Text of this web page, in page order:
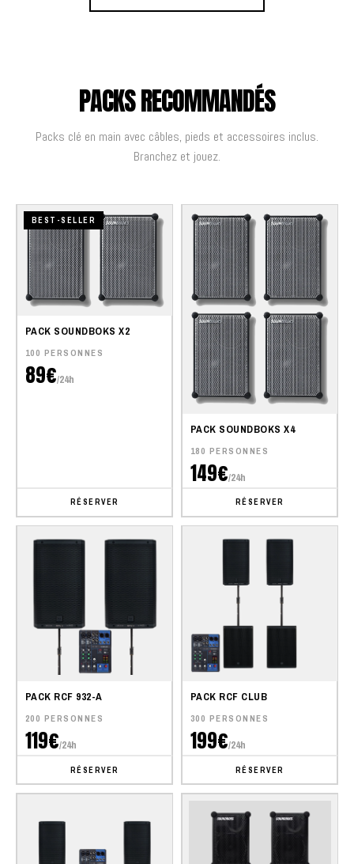
PACKS RECOMMANDÉS
Packs clé en main avec câbles, pieds et accessoires inclus.
Branchez et jouez.
BEST-SELLER
PACK SOUNDBOKS X2
100 PERSONNES
89€/24h
RÉSERVER
PACK SOUNDBOKS X4
180 PERSONNES
149€/24h
RÉSERVER
PACK RCF 932-A
200 PERSONNES
119€/24h
RÉSERVER
PACK RCF CLUB
300 PERSONNES
199€/24h
RÉSERVER